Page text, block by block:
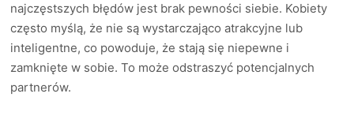
najczęstszych błędów jest brak pewności siebie. Kobiety
często myślą, że nie są wystarczająco atrakcyjne lub
inteligentne, co powoduje, że stają się niepewne i
zamknięte w sobie. To może odstraszyć potencjalnych
partnerów.